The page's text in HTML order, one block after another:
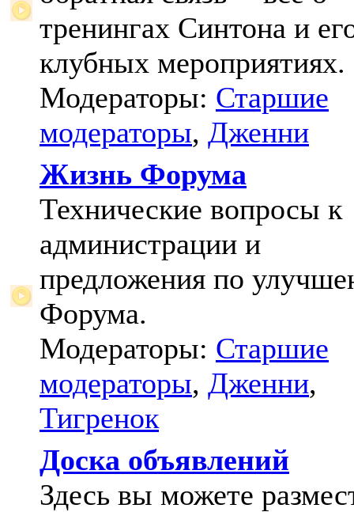
тренингах Синтона и
клубных мероприятиях.
Модераторы: Старшие
модераторы, Дженни
Жизнь Форума
Технические вопросы к
администрации и
предложения по
Форума.
Модераторы: Старшие
модераторы, Дженни,
Тигренок
Доска объявлений
Здесь вы можете